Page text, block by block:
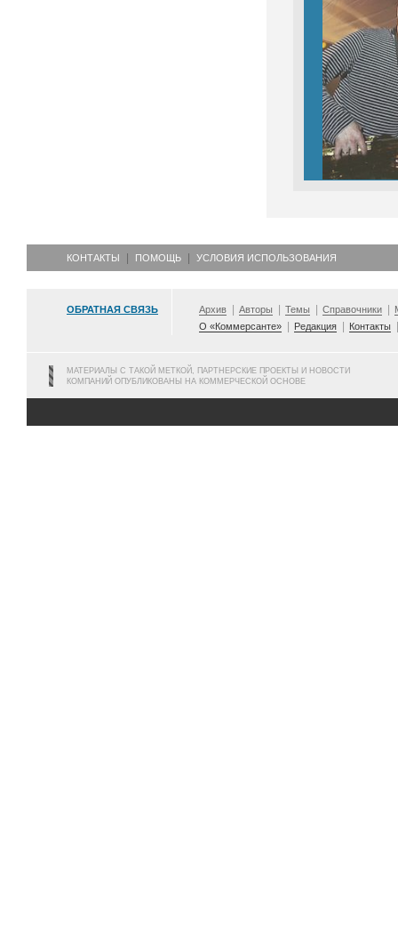
КОНТАКТЫ ПОМОЩЬ УСЛОВИЯ ИСПОЛЬЗОВАНИЯ
ОБРАТНАЯ СВЯЗЬ Архив Авторы Темы Справочники
О «Коммерсанте»
Редакция Контакты
МАТЕРИАЛЫ С ТАКОЙ МЕТКОЙ, ПАРТНЕРСКИЕ ПРОЕКТЫ И НОВОСТИ
КОМПАНИЙ ОПУБЛИКОВАНЫ НА КОММЕРЧЕСКОЙ ОСНОВЕ